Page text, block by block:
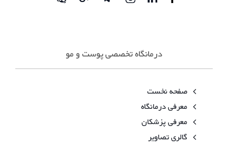
درمانگاه تخصصی پوست و مو
صفحه نخست
معرفی درمانگاه
معرفی پزشکان
گالری تصاویر